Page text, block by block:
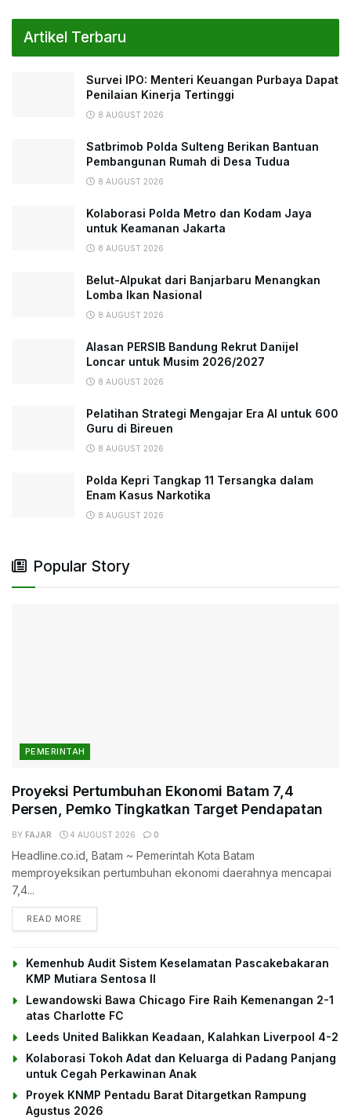
Artikel Terbaru
Survei IPO: Menteri Keuangan Purbaya Dapat
Penilaian Kinerja Tertinggi
8 AUGUST 2026
Satbrimob Polda Sulteng Berikan Bantuan
Pembangunan Rumah di Desa Tudua
8 AUGUST 2026
Kolaborasi Polda Metro dan Kodam Jaya
untuk Keamanan Jakarta
8 AUGUST 2026
Belut-Alpukat dari Banjarbaru Menangkan
Lomba Ikan Nasional
8 AUGUST 2026
Alasan PERSIB Bandung Rekrut Danijel
Loncar untuk Musim 2026/2027
8 AUGUST 2026
Pelatihan Strategi Mengajar Era AI untuk 600
Guru di Bireuen
8 AUGUST 2026
Polda Kepri Tangkap 11 Tersangka dalam
Enam Kasus Narkotika
8 AUGUST 2026
Popular Story
PEMERINTAH
Proyeksi Pertumbuhan Ekonomi Batam 7,4
Persen, Pemko Tingkatkan Target Pendapatan
BY FAJAR 4 AUGUST 2026 0
Headline.co.id, Batam ~ Pemerintah Kota Batam
memproyeksikan pertumbuhan ekonomi daerahnya mencapai
7,4...
READ MORE
Kemenhub Audit Sistem Keselamatan Pascakebakaran
KMP Mutiara Sentosa II
Lewandowski Bawa Chicago Fire Raih Kemenangan 2-1
atas Charlotte FC
Leeds United Balikkan Keadaan, Kalahkan Liverpool 4-2
Kolaborasi Tokoh Adat dan Keluarga di Padang Panjang
untuk Cegah Perkawinan Anak
Proyek KNMP Pentadu Barat Ditargetkan Rampung
Agustus 2026